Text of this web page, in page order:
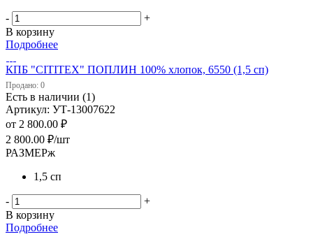
-
+
В корзину
Подробнее
КПБ "CITITEX" ПОПЛИН 100% хлопок, 6550 (1,5 сп)
Продано: 0
Есть в наличии (1)
Артикул: УТ-13007622
от 2 800.00 ₽
2 800.00 ₽/шт
РАЗМЕРж
1,5 сп
-
+
В корзину
Подробнее